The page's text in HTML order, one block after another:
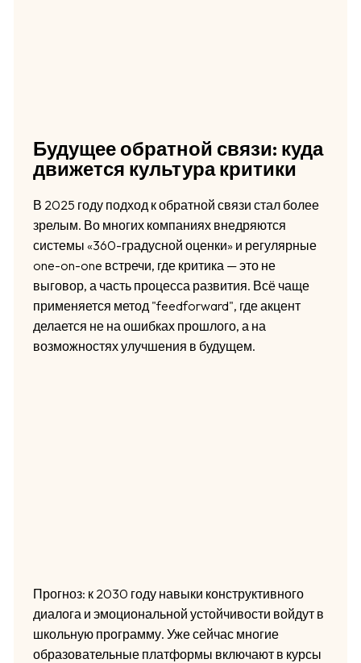
Будущее обратной связи: куда
движется культура критики
В 2025 году подход к обратной связи стал более
зрелым. Во многих компаниях внедряются
системы «360-градусной оценки» и регулярные
one-on-one встречи, где критика — это не
выговор, а часть процесса развития. Всё чаще
применяется метод "feedforward", где акцент
делается не на ошибках прошлого, а на
возможностях улучшения в будущем.
Прогноз: к 2030 году навыки конструктивного
диалога и эмоциональной устойчивости войдут в
школьную программу. Уже сейчас многие
образовательные платформы включают в курсы